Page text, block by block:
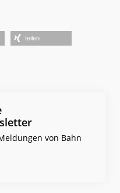
teilen
von Bahn